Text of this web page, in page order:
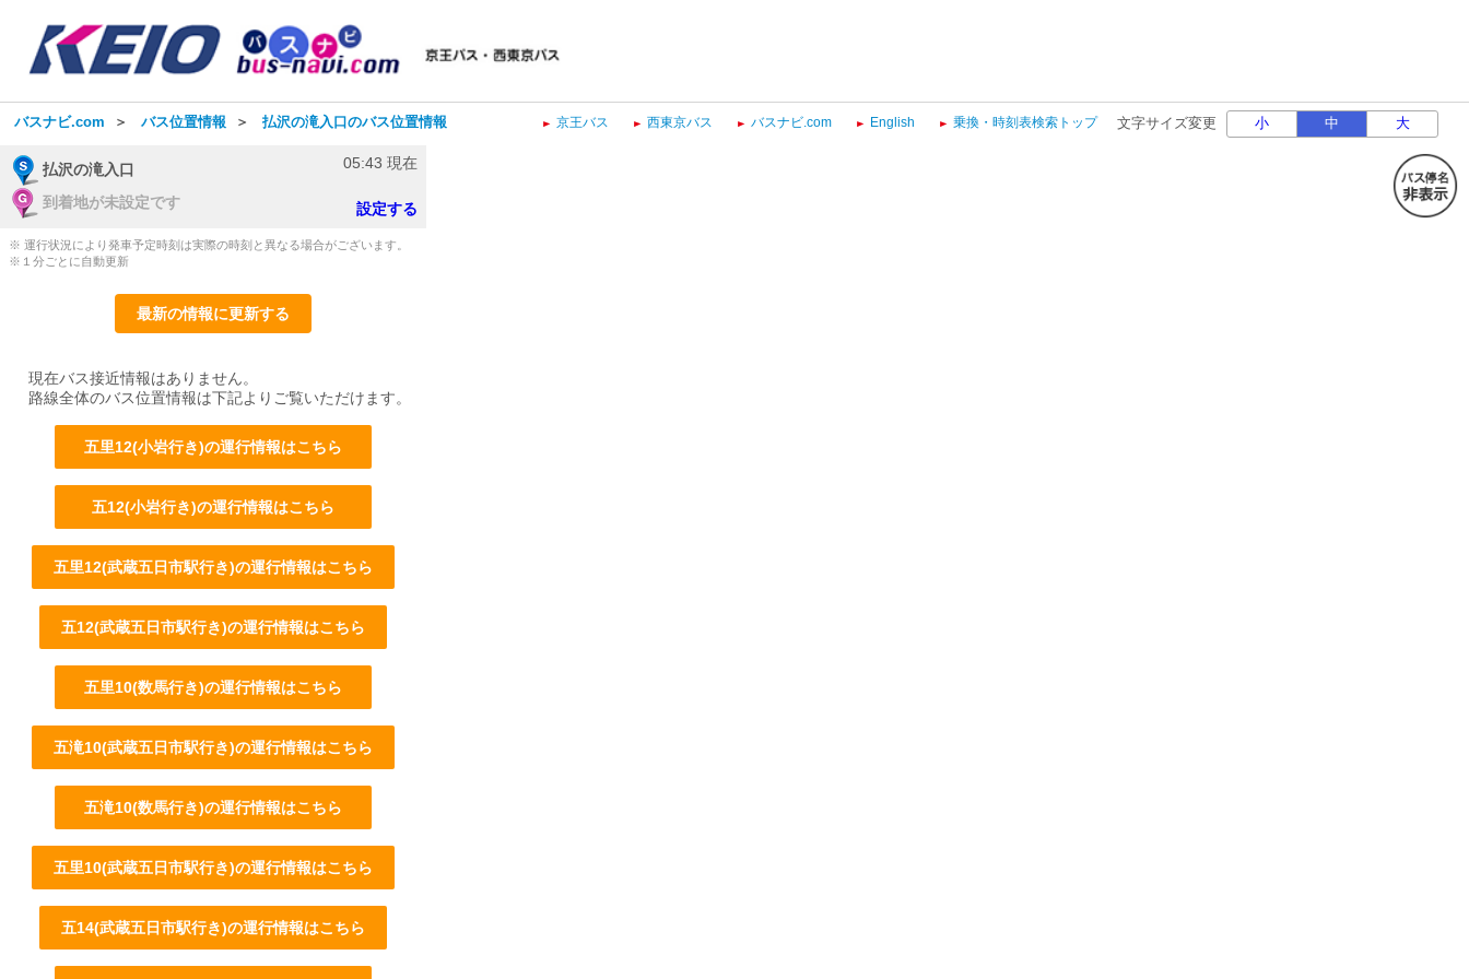
京王バス 西東京バス バスナビ.com English 乗換・時刻表検索トップ 文字サイズ変更 小 中 大
バスナビ.com ＞ バス位置情報 ＞ 払沢の滝入口のバス位置情報
払沢の滝入口
到着地が未設定です
設定する
05:43 現在
※ 運行状況により発車予定時刻は実際の時刻と異なる場合がございます。
※１分ごとに自動更新
最新の情報に更新する
現在バス接近情報はありません。
路線全体のバス位置情報は下記よりご覧いただけます。
五里12(小岩行き)の運行情報はこちら
五12(小岩行き)の運行情報はこちら
五里12(武蔵五日市駅行き)の運行情報はこちら
五12(武蔵五日市駅行き)の運行情報はこちら
五里10(数馬行き)の運行情報はこちら
五滝10(武蔵五日市駅行き)の運行情報はこちら
五滝10(数馬行き)の運行情報はこちら
五里10(武蔵五日市駅行き)の運行情報はこちら
五14(武蔵五日市駅行き)の運行情報はこちら